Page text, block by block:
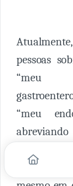
pessoas
“meu
“meu